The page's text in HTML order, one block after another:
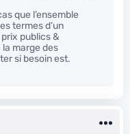
que l’ensemble
termes d’un
publics &
marge des
si besoin est.